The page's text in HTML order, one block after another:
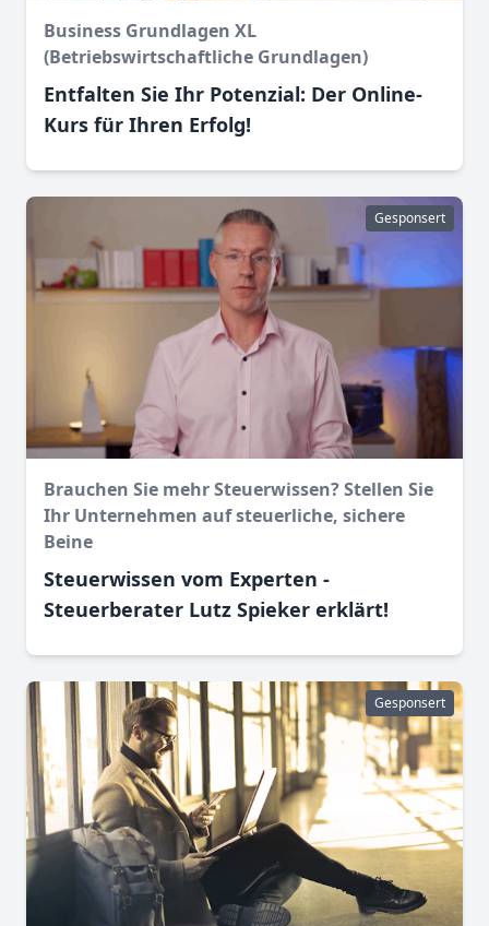
Business Grundlagen XL
(Betriebswirtschaftliche Grundlagen)
Entfalten Sie Ihr Potenzial: Der Online-
Kurs für Ihren Erfolg!
Gesponsert
Brauchen Sie mehr Steuerwissen? Stellen Sie
Ihr Unternehmen auf steuerliche, sichere
Beine
Steuerwissen vom Experten -
Steuerberater Lutz Spieker erklärt!
Gesponsert